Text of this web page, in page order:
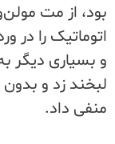
بود، از مت
اتوماتیک را در
و بسیاری دیگر
لبخند زد و بدون
منفی داد.